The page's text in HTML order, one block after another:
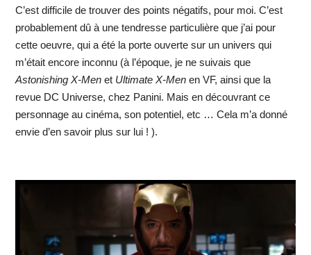
C’est difficile de trouver des points négatifs, pour moi. C’est
probablement dû à une tendresse particulière que j’ai pour
cette oeuvre, qui a été la porte ouverte sur un univers qui
m’était encore inconnu (à l’époque, je ne suivais que
Astonishing X-Menet Ultimate X-Menen VF, ainsi que la
revue DC Universe, chez Panini. Mais en découvrant ce
personnage au cinéma, son potentiel, etc … Cela m’a donné
envie d’en savoir plus sur lui ! ).